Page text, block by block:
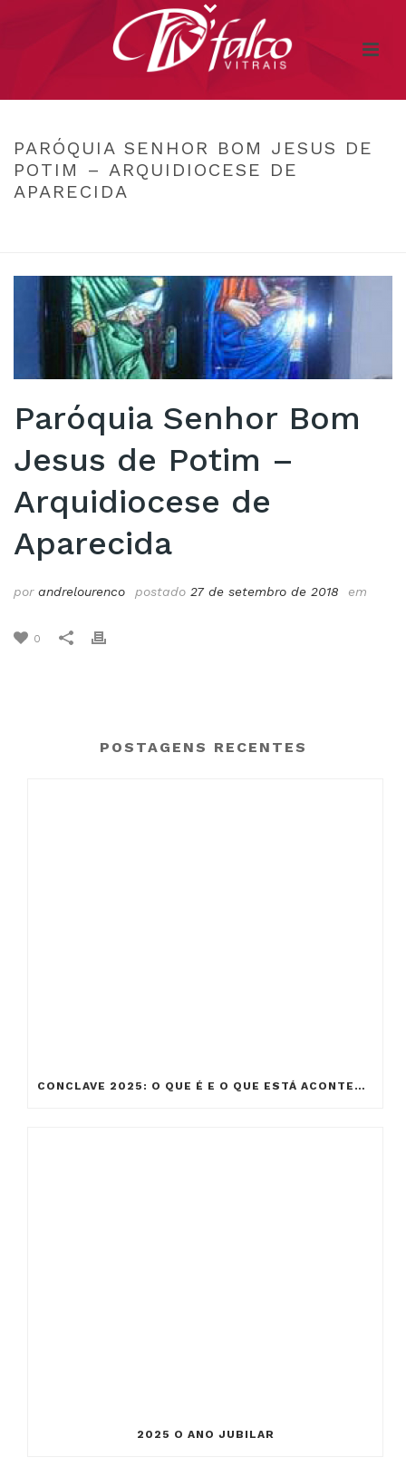
PARÓQUIA SENHOR BOM JESUS DE
POTIM – ARQUIDIOCESE DE
APARECIDA
Paróquia Senhor Bom
Jesus de Potim –
Arquidiocese de
Aparecida
por andrelourenco postado 27 de setembro de 2018 em
0
POSTAGENS RECENTES
CONCLAVE 2025: O QUE É E O QUE ESTÁ ACONTECENDO NO VATICANO HOJE
2025 O ANO JUBILAR